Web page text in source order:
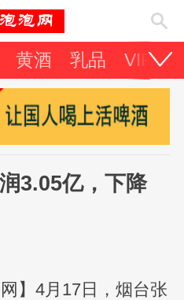
黄酒 乳品 VIP专
3.05亿，下降
】4月17日，烟台张